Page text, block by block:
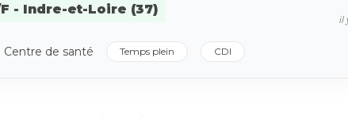
- Indre-et-Loire (37)
il
Centre de santé Temps plein CDI